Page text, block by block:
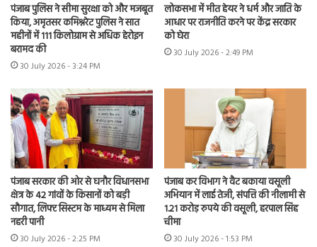
पंजाब पुलिस ने सीमा सुरक्षा को और मजबूत
किया, अमृतसर कमिश्नरेट पुलिस ने सात
महीनों में 111 किलोग्राम से अधिक हेरोइन
बरामद की
30 July 2026 - 3:24 PM
लोकसभा में मीत हेयर ने धर्म और जाति के
आधार पर राजनीति करने पर केंद्र सरकार
को घेरा
30 July 2026 - 2:49 PM
पंजाब सरकार की ओर से घनौर विधानसभा
क्षेत्र के 42 गांवों के किसानों को बड़ी
सौगात, लिफ्ट सिस्टम के माध्यम से मिला
नहरी पानी
30 July 2026 - 2:25 PM
पंजाब कर विभाग ने वैट बकाया वसूली
अभियान में लाई तेजी, संपत्ति की नीलामी से
1.21 करोड़ रुपये की वसूली, हरपाल सिंह
चीमा
30 July 2026 - 1:53 PM